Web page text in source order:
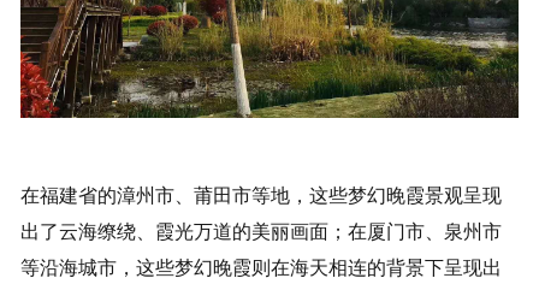
在福建省的漳州市、莆田市等地，这些梦幻晚霞景观呈现
出了云海缭绕、霞光万道的美丽画面；在厦门市、泉州市
等沿海城市，这些梦幻晚霞则在海天相连的背景下呈现出